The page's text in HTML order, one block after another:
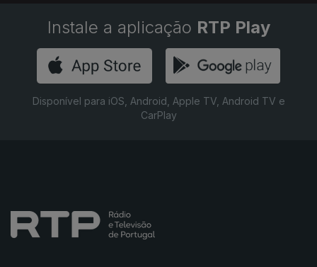
Instale a aplicação RTP Play
Disponível para iOS, Android, Apple TV, Android TV e
CarPlay